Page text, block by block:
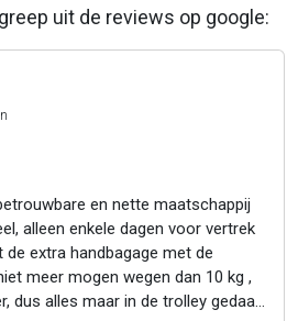
uit de reviews op google:
en nette maatschappij
alleen enkele dagen voor vertrek
de extra handbagage met de
meer mogen wegen dan 10 kg ,
dus alles maar in de trolley gedaan